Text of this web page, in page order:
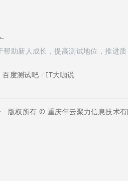
助新人成长，提高测试地位，推进质
/百度测试吧 /IT大咖说
版权所有 © 重庆年云聚力信息技术有